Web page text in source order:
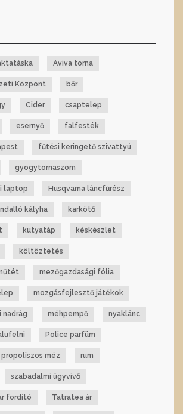
Aviva torna
Központ bőr
Cider csaptelep
esernyő falfesték
fűtési keringető szivattyú
gyogytornaszom
laptop Husqvarna láncfűrész
kályha karkötő
kutyatáp késkészlet
költöztetés
mezőgazdasági fólia
mozgásfejlesztő játékok
nadrág méhpempő nyaklánc
Police parfüm
propoliszos méz rum
szabadalmi ügyvivő
fordító Tatratea ár